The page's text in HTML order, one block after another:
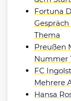
Fortuna
Thema
Preußen
Nummer
FC
Mehrere
Hansa